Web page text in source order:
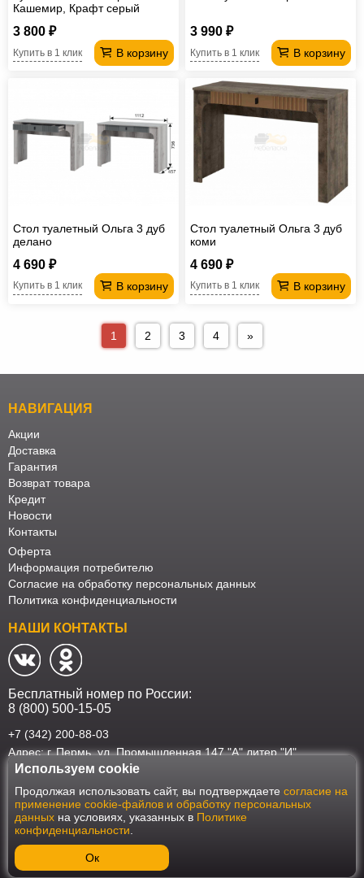
Кашемир, Крафт серый
3 800 ₽
В корзину
Купить в 1 клик
3 990 ₽
В корзину
Купить в 1 клик
Стол туалетный Ольга 3 дуб
делано
4 690 ₽
В корзину
Купить в 1 клик
Стол туалетный Ольга 3 дуб
коми
4 690 ₽
В корзину
Купить в 1 клик
1 2 3 4 »
НАВИГАЦИЯ
Акции
Доставка
Гарантия
Возврат товара
Кредит
Новости
Контакты
Оферта
Информация потребителю
Согласие на обработку персональных данных
Политика конфиденциальности
НАШИ КОНТАКТЫ
Бесплатный номер по России:
8 (800) 500-15-05
+7 (342) 200-88-03
Адрес: г. Пермь, ул. Промышленная 147 "А" литер "И"
Наш интернет-магазин работает в соответствии с требованиями
Федерального закона от 27 июля 2006 года №152-ФЗ "О персональных
данных". Оформить заказ на сайте Мебеласка возможно только при
наличии согласия на обработку Ваших персональных данных. Для
улучшения работы сайта и его взаимодействия с пользователями мы
используем файлы cookie. Продолжая пользоваться сайтом, вы
соглашаетесь с использованием cookie.
Используем cookie
Продолжая использовать сайт, вы подтверждаете согласие на
применение cookie-файлов и обработку персональных
данных на условиях, указанных в Политике
конфиденциальности
Ок